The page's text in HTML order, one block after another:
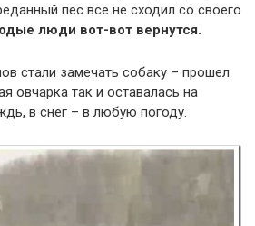
пес все не сходил со своего
люди вот-вот вернутся.
стали замечать собаку – прошел
овчарка так и оставалась на
в снег – в любую погоду.